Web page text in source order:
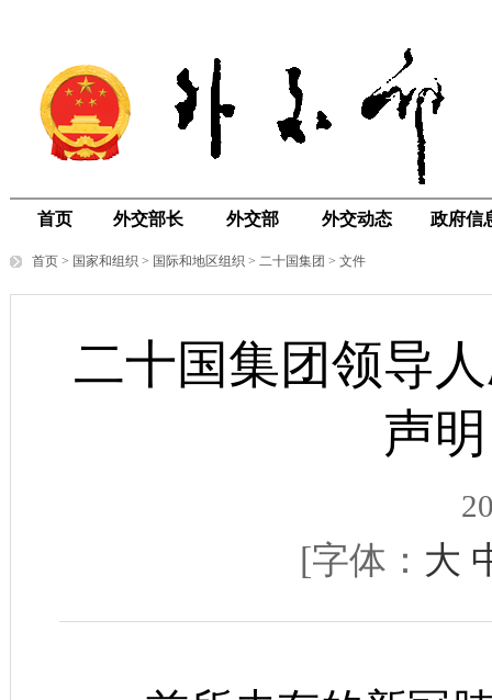
首页 外交部长 外交部 外交动态 政府信
首页 > 国家和组织 > 国际和地区组织 > 二十国集团 > 文件
二十国集团领导
声
[字体： 大